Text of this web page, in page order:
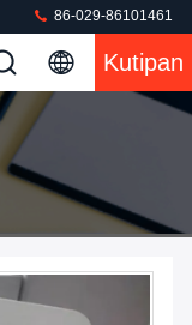
86-029-86101461
Kutipan